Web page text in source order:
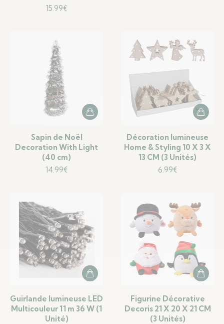
15.99€
Sapin de Noël
Decoration With Light
(40 cm)
14.99€
Décoration lumineuse
Home & Styling 10 X 3 X
13 CM (3 Unités)
6.99€
Guirlande lumineuse LED
Multicouleur 11 m 36 W (1
Unité)
Figurine Décorative
Decoris 21 X 20 X 21 CM
(3 Unités)